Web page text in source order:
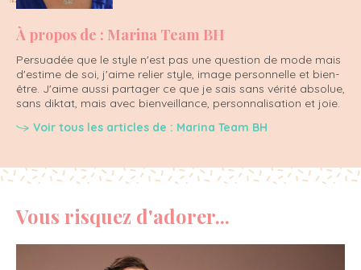
À propos de : Marina Team BH
Persuadée que le style n'est pas une question de mode mais
d'estime de soi, j'aime relier style, image personnelle et bien-
être. J'aime aussi partager ce que je sais sans vérité absolue,
sans diktat, mais avec bienveillance, personnalisation et joie.
Voir tous les articles de : Marina Team BH
Vous risquez d'adorer...